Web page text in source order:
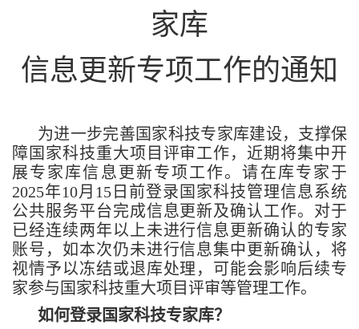
家库
信息更新专项工作的通知
为进一步完善国家科技专家库建设，支撑保
障国家科技重大项目评审工作，近期将集中开
展专家库信息更新专项工作。请在库专家于
2025年10月15日前登录国家科技管理信息系统
公共服务平台完成信息更新及确认工作。对于
已经连续两年以上未进行信息更新确认的专家
账号，如本次仍未进行信息集中更新确认，将
视情予以冻结或退库处理，可能会影响后续专
家参与国家科技重大项目评审等管理工作。
如何登录国家科技专家库？